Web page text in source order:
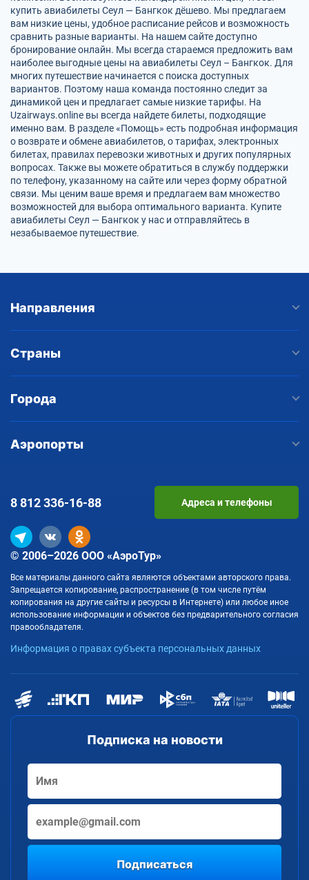
купить авиабилеты Сеул — Бангкок дёшево. Мы предлагаем
вам низкие цены, удобное расписание рейсов и возможность
сравнить разные варианты. На нашем сайте доступно
бронирование онлайн. Мы всегда стараемся предложить вам
наиболее выгодные цены на авиабилеты Сеул – Бангкок. Для
многих путешествие начинается с поиска доступных
вариантов. Поэтому наша команда постоянно следит за
динамикой цен и предлагает самые низкие тарифы. На
Uzairways.online вы всегда найдете билеты, подходящие
именно вам. В разделе «Помощь» есть подробная информация
о возврате и обмене авиабилетов, о тарифах, электронных
билетах, правилах перевозки животных и других популярных
вопросах. Также вы можете обратиться в службу поддержки
по телефону, указанному на сайте или через форму обратной
связи. Мы ценим ваше время и предлагаем вам множество
возможностей для выбора оптимального варианта. Купите
авиабилеты Сеул — Бангкок у нас и отправляйтесь в
незабываемое путешествие.
Направления
Страны
Города
Аэропорты
Подписка на новости
Подписаться
© 2006–2026 ООО «АэроТур»
Все материалы данного сайта являются объектами авторского права.
Запрещается копирование, распространение (в том числе путём
копирования на другие сайты и ресурсы в Интернете) или любое иное
использование информации и объектов без предварительного согласия
правообладателя.
Информация о правах субъекта персональных данных
8 812336-16-88 Адреса и телефоны